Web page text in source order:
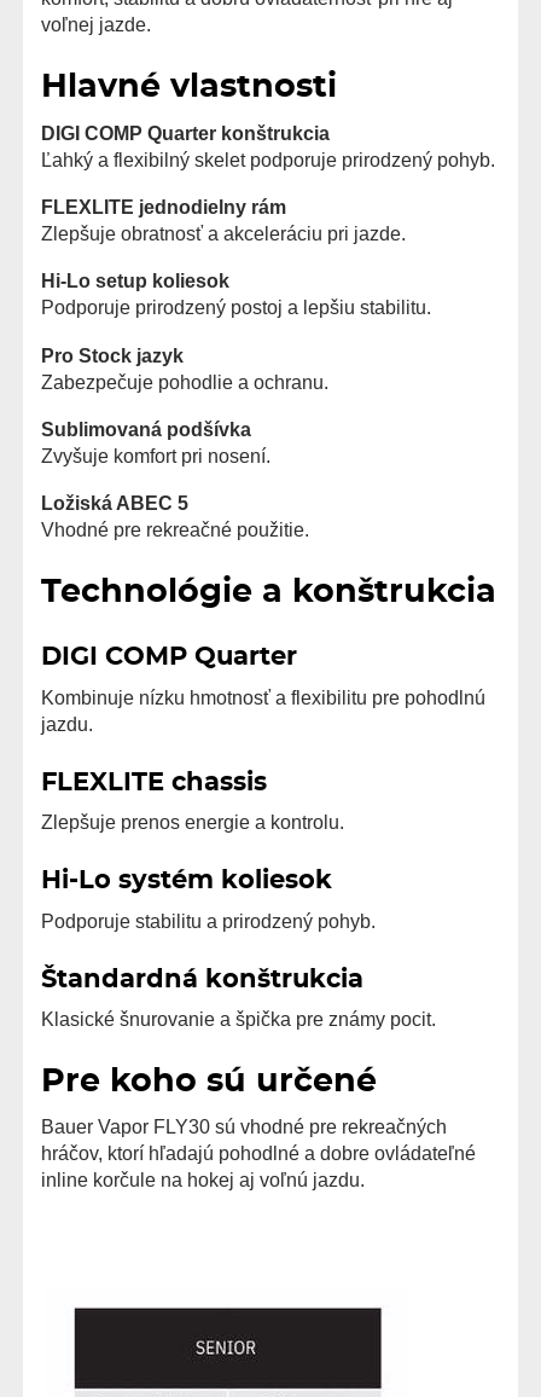
voľnej jazde.
Hlavné vlastnosti
DIGI COMP Quarter konštrukcia
Ľahký a flexibilný skelet podporuje prirodzený pohyb.
FLEXLITE jednodielny rám
Zlepšuje obratnosť a akceleráciu pri jazde.
Hi-Lo setup koliesok
Podporuje prirodzený postoj a lepšiu stabilitu.
Pro Stock jazyk
Zabezpečuje pohodlie a ochranu.
Sublimovaná podšívka
Zvyšuje komfort pri nosení.
Ložiská ABEC 5
Vhodné pre rekreačné použitie.
Technológie a konštrukcia
DIGI COMP Quarter
Kombinuje nízku hmotnosť a flexibilitu pre pohodlnú
jazdu.
FLEXLITE chassis
Zlepšuje prenos energie a kontrolu.
Hi-Lo systém koliesok
Podporuje stabilitu a prirodzený pohyb.
Štandardná konštrukcia
Klasické šnurovanie a špička pre známy pocit.
Pre koho sú určené
Bauer Vapor FLY30 sú vhodné pre rekreačných
hráčov, ktorí hľadajú pohodlné a dobre ovládateľné
inline korčule na hokej aj voľnú jazdu.